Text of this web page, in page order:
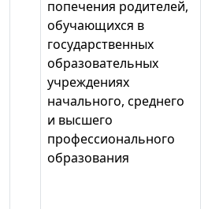
попечения родителей,
обучающихся в
государственных
образовательных
учреждениях
начального, среднего
и высшего
профессионального
образования